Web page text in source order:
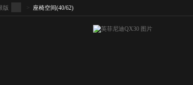
版 > 座椅空间(40/62)